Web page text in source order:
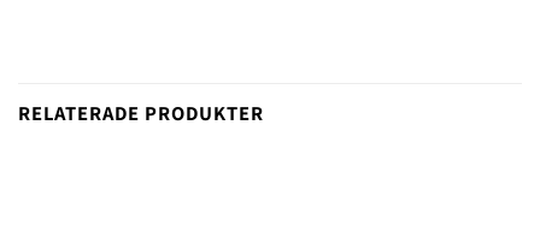
RELATERADE PRODUKTER